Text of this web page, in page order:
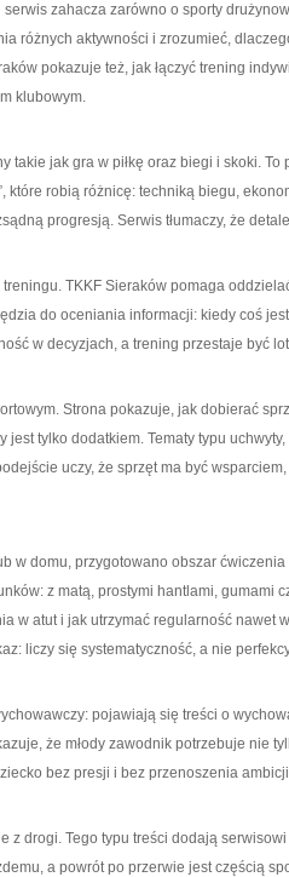
zahacza zarówno o sporty
różnych aktywności i zrozumieć,
pokazuje też, jak łączyć trening
klubowym.
takie jak gra w piłkę oraz biegi i skoki.
które robią różnicę: techniką biegu,
progresją. Serwis tłumaczy, że
treningu. TKKF Sieraków pomaga
do oceniania informacji: kiedy coś
w decyzjach, a trening przestaje być
Strona pokazuje, jak dobierać
jest tylko dodatkiem. Tematy typu
uczy, że sprzęt ma być
w domu, przygotowano obszar
z matą, prostymi hantlami, gumami
w atut i jak utrzymać regularność nawet
liczy się systematyczność, a nie
pojawiają się treści o
że młody zawodnik potrzebuje nie
bez presji i bez przenoszenia
z drogi. Tego typu treści dodają
a powrót po przerwie jest częścią